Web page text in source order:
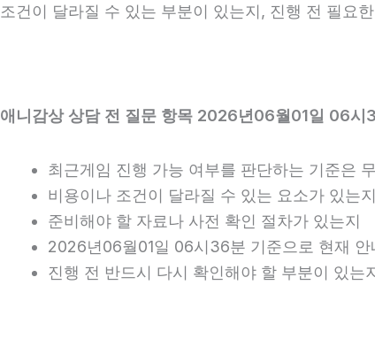
조건이 달라질 수 있는 부분이 있는지, 진행 전 필요
애니감상 상담 전 질문 항목 2026년06월01일 06시
최근게임 진행 가능 여부를 판단하는 기준은
비용이나 조건이 달라질 수 있는 요소가 있는지
준비해야 할 자료나 사전 확인 절차가 있는지
2026년06월01일 06시36분 기준으로 현재 안
진행 전 반드시 다시 확인해야 할 부분이 있는